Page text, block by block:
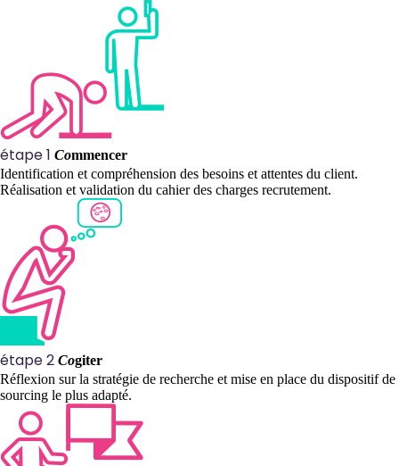
étape 1 Commencer
Identification et compréhension des besoins et attentes du client.
Réalisation et validation du cahier des charges recrutement.
étape 2 Cogiter
Réflexion sur la stratégie de recherche et mise en place du dispositif de
sourcing le plus adapté.